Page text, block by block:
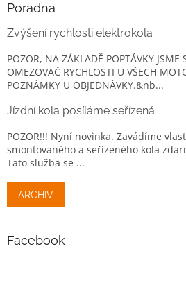
Poradna
Zvýšení rychlosti elektrokola
POZOR, NA ZÁKLADĚ POPTÁVKY JSME
OMEZOVAČ RYCHLOSTI U VŠECH
POZNÁMKY U OBJEDNÁVKY.&nb...
Jízdní kola posíláme seřízená
POZOR!!! Nyní novinka. Zavádíme
smontovaného a seřízeného kola
Tato služba se ...
ARCHIV
Facebook